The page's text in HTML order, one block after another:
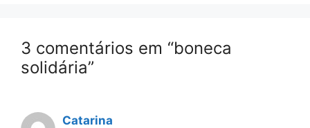
3 comentários em “boneca
solidária”
Catarina